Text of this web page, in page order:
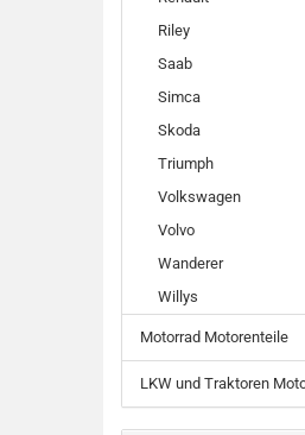
Riley
Saab
Simca
Skoda
Triumph
Volkswagen
Volvo
Wanderer
Willys
Motorrad Motorenteile
LKW und Traktoren